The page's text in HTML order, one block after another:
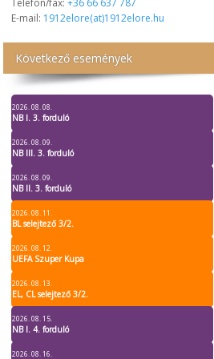
Telefon/fax: +36 66 637 787
E-mail: 1912elore(at)1912elore.hu
Következő események
2026. 08. 08.
NB I. 3. forduló
2026. 08. 09.
NB III. 3. forduló
2026. 08. 09.
NB II. 3. forduló
2026. 08. 11.
BL selejtező 3/2.
2026. 08. 12.
UEFA Szuper Kupa
2026. 08. 13.
EL, CL selejtező 3/2.
2026. 08. 15.
NB I. 4. forduló
2026. 08. 16.